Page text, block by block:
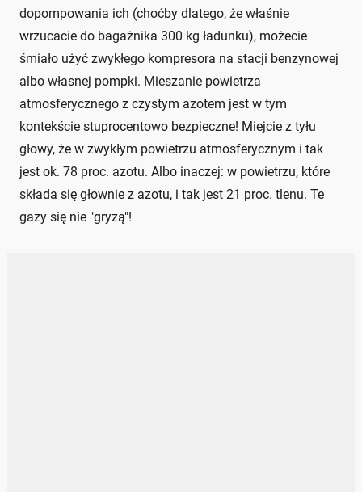
dopompowania ich (choćby dlatego, że właśnie
wrzucacie do bagażnika 300 kg ładunku), możecie
śmiało użyć zwykłego kompresora na stacji benzynowej
albo własnej pompki. Mieszanie powietrza
atmosferycznego z czystym azotem jest w tym
kontekście stuprocentowo bezpieczne! Miejcie z tyłu
głowy, że w zwykłym powietrzu atmosferycznym i tak
jest ok. 78 proc. azotu. Albo inaczej: w powietrzu, które
składa się głownie z azotu, i tak jest 21 proc. tlenu. Te
gazy się nie "gryzą"!